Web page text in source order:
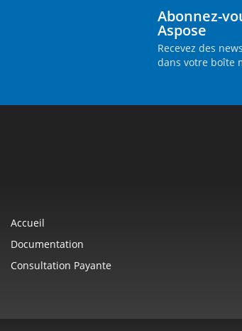
Abonnez-
Aspose
Recevez des
dans votre boîte
Accueil
Documentation
Consultation Payante